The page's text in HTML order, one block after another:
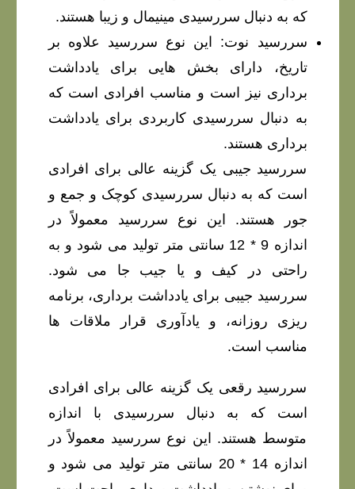
که به دنبال سررسیدی مینیمال و زیبا هستند.
سررسید نوت: این نوع سررسید علاوه بر
تاریخ، دارای بخش هایی برای یادداشت
برداری نیز است و مناسب افرادی است که
به دنبال سررسیدی کاربردی برای یادداشت
برداری هستند.
سررسید جیبی یک گزینه عالی برای افرادی
است که به دنبال سررسیدی کوچک و جمع و
جور هستند. این نوع سررسید معمولاً در
اندازه 9 * 12 سانتی متر تولید می شود و به
راحتی در کیف و یا جیب جا می شود.
سررسید جیبی برای یادداشت برداری، برنامه
ریزی روزانه، و یادآوری قرار ملاقات ها
مناسب است.
سررسید رقعی یک گزینه عالی برای افرادی
است که به دنبال سررسیدی با اندازه
متوسط هستند. این نوع سررسید معمولاً در
اندازه 14 * 20 سانتی متر تولید می شود و